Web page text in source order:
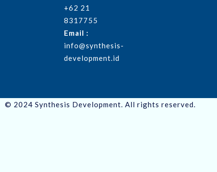
+62 21
8317755
Email :
info@synthesis-
development.id
© 2024 Synthesis Development. All rights reserved.